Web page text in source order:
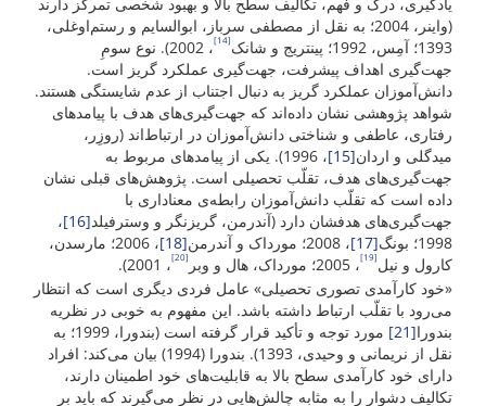
(واینر، 2004؛ به نقل از مصطفی سرباز، ابوالسایم و رستم‌اوغلی،
1393؛ آمِس، 1992؛ پینتریج و شانک
[14]
، 2002). نوع سومِ
جهت‌گیری اهداف پیشرفت، جهت‌گیری عملکرد گریز است.
دانش‌آموزان عملکرد گریز به دنبال اجتناب از عدم شایستگی هستند.
شواهد پژوهشی نشان داده‌اند که جهت‌گیری‌های هدف با پیامدهای
رفتاری، عاطفی و شناختی دانش‌آموزان در ارتباط‌اند (روزِر،
میدگلی و اردان[15]
، 1996). یکی از پیامدهای مربوط به
جهت‌گیری‌های هدف، تقلّب تحصیلی است. پژوهش‌های قبلی نشان
داده‌ است که تقلّب دانش‌آموزان رابطه‌ی معناداری با
جهت‌گیری‌های هدفشان دارد (آندرمن، گریزنگر و وسترفیلد[16]
،
1998؛ بونگ
[17] ، 2008؛ مورداک و آندرمن [18]
، 2006؛ مارسدن،
کارول و نیل [19] ، 2005؛ مورداک، هال و وبر [20]
، 2001).
«خود کارآمدی تصوری تحصیلی» عامل فردی دیگری است که انتظار
می‌رود با تقلّب ارتباط داشته باشد. این مفهوم به خوبی در نظریه
بندورا[21]
مورد توجه و تأکید قرار گرفته است (بندورا، 1999؛ به
نقل از نریمانی و وحیدی، 1393). بندورا (1994) بیان می‌کند: افراد
دارای خود کارآمدی سطح بالا به قابلیت‌های خود اطمینان دارند،
تکالیف دشوار را به ‌مثابه چالش‌هایی در نظر می‌گیرند که باید بر